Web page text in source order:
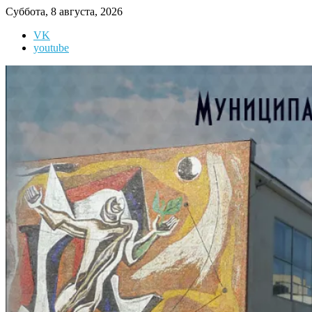
Перейти
содержимому
Суббота, 8 августа, 2026
VK
youtube